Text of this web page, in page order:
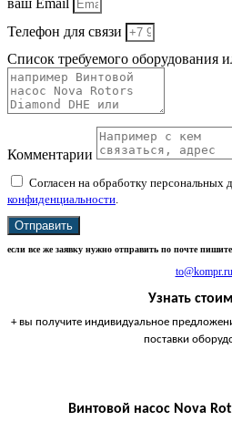
ваш Email
Телефон для связи
Список требуемого оборудования
Комментарии
Согласен на обработку персональных
конфиденциальности.
Отправить
если все же заявку нужно отправить по почте
to@kompr.ru
Узнать
+ вы получите индивидуальное
поставки
Винтовой насос Nova